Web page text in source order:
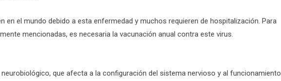
en el mundo debido a esta enfermedad y muchos requieren de hospitalización. Para
mencionadas, es necesaria la vacunación anual contra este virus.
que afecta a la configuración del sistema nervioso y al funcionamiento